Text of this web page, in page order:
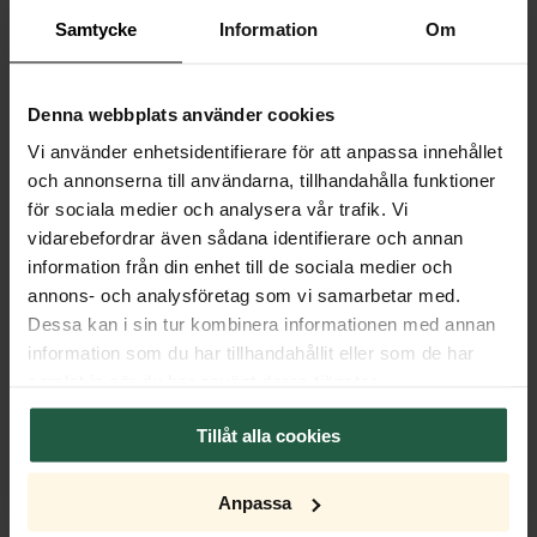
Samtycke Information Om
Denna webbplats använder cookies
Vi använder enhetsidentifierare för att anpassa innehållet
och annonserna till användarna, tillhandahålla funktioner
för sociala medier och analysera vår trafik. Vi
vidarebefordrar även sådana identifierare och annan
information från din enhet till de sociala medier och
annons- och analysföretag som vi samarbetar med.
Dessa kan i sin tur kombinera informationen med annan
information som du har tillhandahållit eller som de har
Tillåt alla cookies
Anpassa
RESERVDELAR & TILLBEHÖR
ORIGINALET
Omega bordslampa H69 cm
1 949 SEK
LÄGG
VARUKORGEN
FLER FÄRGER